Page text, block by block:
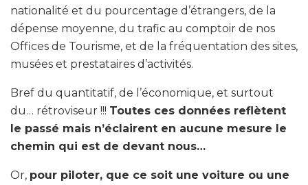
nationalité et du pourcentage d’étrangers, de la
dépense moyenne, du trafic au comptoir de nos
Offices de Tourisme, et de la fréquentation des sites,
musées et prestataires d’activités.
Bref du quantitatif, de l’économique, et surtout
du… rétroviseur !!! Toutes ces données reflètent
le passé mais n’éclairent en aucune mesure le
chemin qui est de devant nous…
Or, pour piloter, que ce soit une voiture ou une